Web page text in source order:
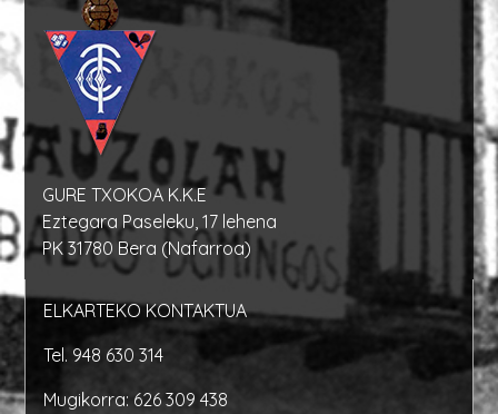
GURE TXOKOA K.K.E
Eztegara Paseleku, 17 lehena
PK 31780 Bera (Nafarroa)
ELKARTEKO KONTAKTUA
Tel. 948 630 314
Mugikorra: 626 309 438